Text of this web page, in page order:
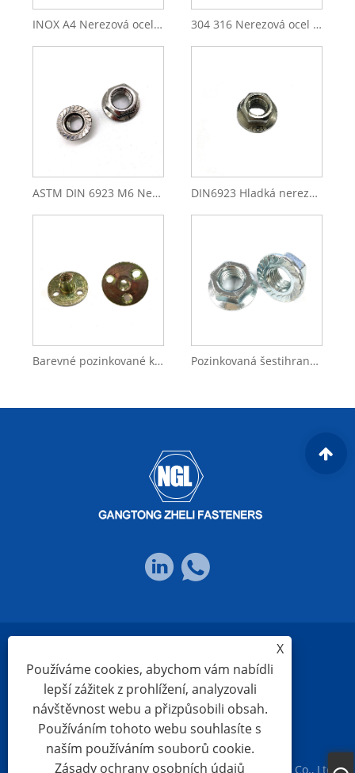
INOX A4 Nerezová ocel INOX A2 M3 M4 M5 Šestihranná přírubová matice 304 316 Nerezová ocel Din6923 Šestihranná přírubová matice
ASTM DIN 6923 M6 Nerezová ocel A2 A4 Šestihranná přírubová matice DIN6923 Hladká nerezová ocel SS304 SS316 ozubená šestihranná přírubová matice
Barevné pozinkované kulaté matice T s maticí T s třemi otvory Pozinkovaná šestihranná přírubová ozubená matice třídy 4 Garde 8- DIN6923
X
Používáme cookies, abychom vám nabídli
lepší zážitek z prohlížení, analyzovali
návštěvnost webu a přizpůsobili obsah.
Používáním tohoto webu souhlasíte s
naším používáním souborů cookie.
Zásady ochrany osobních údajů
Zásady ochrany osobních údajů
Copyright © 2023 Ningbo Gangtong Zheli Fasteners Co., Ltd.